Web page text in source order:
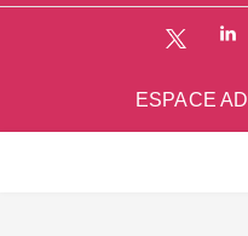
ESPACE AD